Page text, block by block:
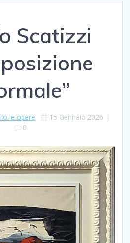
Scatizzi
le opere 15 Gennaio 2026 |
0